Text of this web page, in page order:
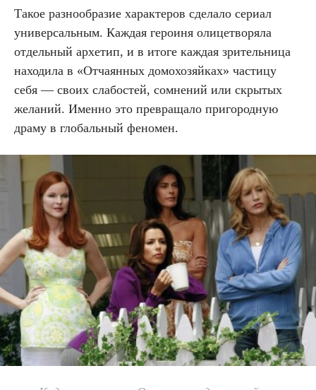
Такое разнообразие характеров сделало сериал
универсальным. Каждая героиня олицетворяла
отдельный архетип, и в итоге каждая зрительница
находила в «Отчаянных домохозяйках» частицу
себя — своих слабостей, сомнений или скрытых
желаний. Именно это превращало пригородную
драму в глобальный феномен.